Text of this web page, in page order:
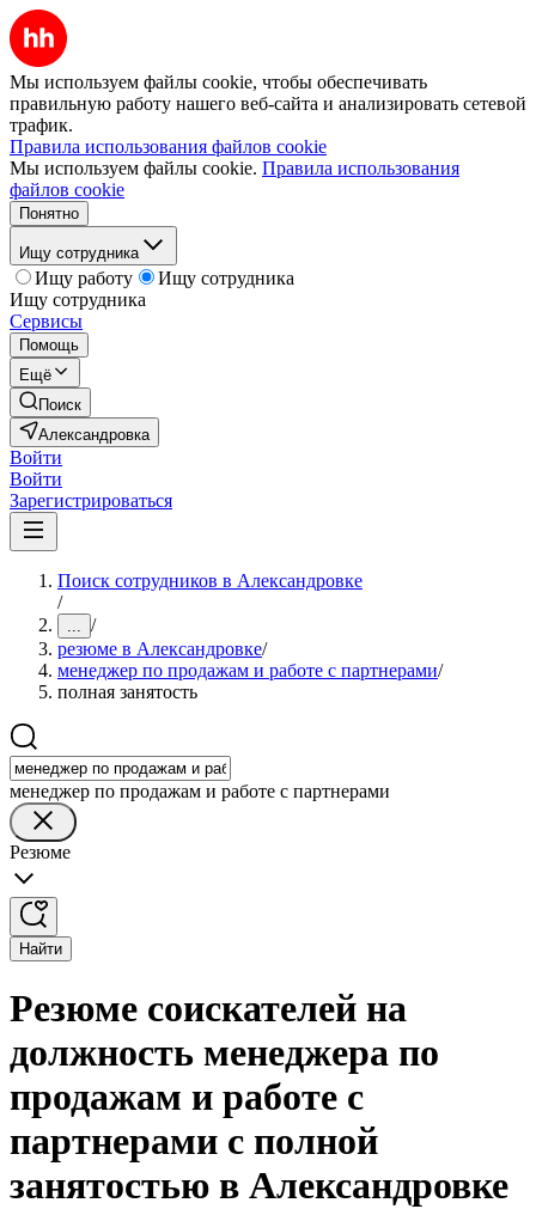
Мы используем файлы cookie, чтобы обеспечивать
правильную работу нашего веб-сайта и анализировать сетевой
трафик.
Правила использования файлов cookie
Мы используем файлы cookie. Правила использования
файлов cookie
Понятно
Ищу сотрудника
Ищу работу
Ищу сотрудника
Ищу сотрудника
Сервисы
Помощь
Ещё
Поиск
Александровка
Войти
Войти
Зарегистрироваться
Поиск сотрудников в Александровке
/
... /
резюме в Александровке/
менеджер по продажам и работе с партнерами/
полная занятость
менеджер по продажам и работе с партнерами
Резюме
Найти
Резюме соискателей на
должность менеджера по
продажам и работе с
партнерами с полной
занятостью в Александровке